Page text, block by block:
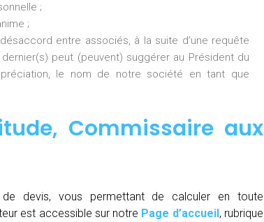
;
;
entre associés, à la suite d’une requête
peut (peuvent) suggérer au Président du
le nom de notre société en tant que
Commissaire aux
devis, vous permettant de calculer en toute
est accessible sur notre Page d’accueil, rubrique